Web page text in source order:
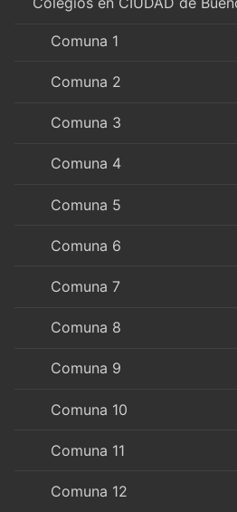
Comuna 1
Comuna 2
Comuna 3
Comuna 4
Comuna 5
Comuna 6
Comuna 7
Comuna 8
Comuna 9
Comuna 10
Comuna 11
Comuna 12